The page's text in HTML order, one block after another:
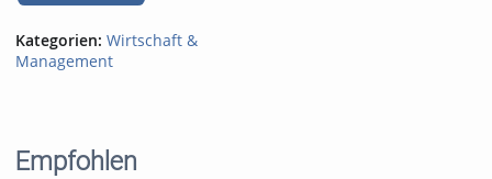
Kategorien: Wirtschaft &
Management
Empfohlen